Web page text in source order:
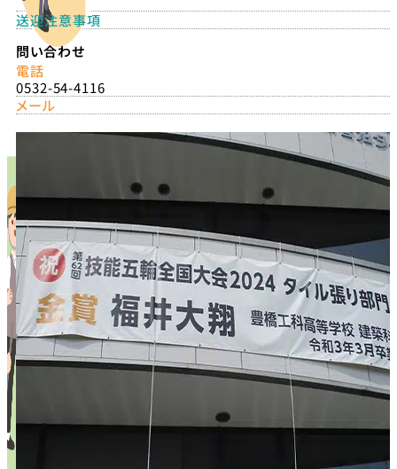
送迎注意事項
問い合わせ
電話
0532-54-4116
メール